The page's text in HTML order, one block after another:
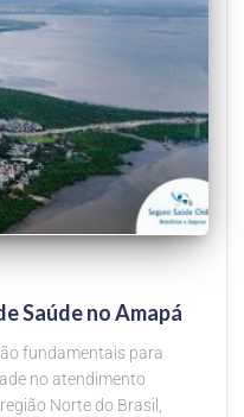
Saúde no Amapá
fundamentais para
no atendimento
Norte do Brasil,